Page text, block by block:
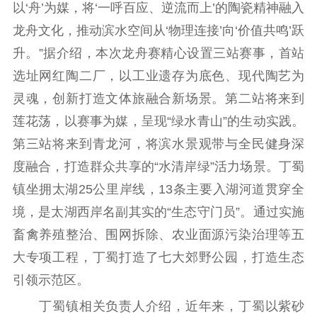
江苏文脉
资料下载
新闻宣传
主题宣传 对外宣传
新闻发布
记者之家
品牌栏目
文化文艺
精品生产 文化惠民
文化传承
文化交流
体制改革
文化产业
紫金文化艺术节
品牌活动 紫艺舞台
精神文明
文明创建
先进典型
以‘舟’为媒，将‘一呼百应、逆流而上’的陶瓷精神融入
龙舟文化，推动滨水空间从‘物理连接’向‘价值共鸣’跃
升。”据介绍，本次龙舟赛精心设置三站赛事，首站
选址网红陶二厂，以工业遗存为底色、现代陶艺为
灵魂，创新打造文体旅融合新场景。第二站将来到
莲花荡，以赛事为媒，呈现“绿水青山”的生动实践。
第三站将来到青龙河，将滨水景观带与全民健身深
度融合，打造群众共享的“水清岸绿”活力场景。丁蜀
镇坐拥太湖25公里岸线，13条主要入湖河道贯穿全
境，是太湖西岸名副其实的“生态守门员”。通过实施
畜禽养殖整治、围网拆除、农业面源污染治理等五
大专项工程，丁蜀打造了七大郊野公园，打造生态
引领示范区。
丁蜀镇相关负责人介绍，近年来，丁蜀以紫砂